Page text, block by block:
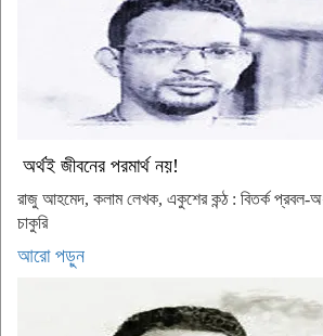
অর্থই জীবনের পরমার্থ নয়!
রাজু আহমেদ, কলাম লেখক, একুশের কন্ঠ : বিতর্ক প্রবল-
চাকুরি
আরো পড়ুন